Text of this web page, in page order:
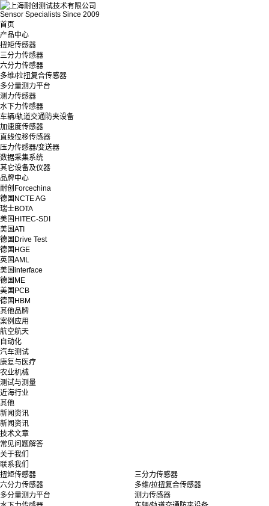
Sensor Specialists Since 2009
首页
产品中心
扭矩传感器
三分力传感器
六分力传感器
多维/拉扭复合传感器
多分量测力平台
测力传感器
水下力传感器
车辆/轨道交通防夹设备
加速度传感器
直线位移传感器
压力传感器/变送器
数据采集系统
其它设备及仪器
品牌中心
耐创Forcechina
德国NCTE AG
瑞士BOTA
美国HITEC-SDI
美国ATI
德国Drive Test
德国HGE
英国AML
美国interface
德国ME
美国PCB
德国HBM
其他品牌
案例应用
航空航天
自动化
汽车测试
康复与医疗
农业机械
测试与测量
近海行业
其他
新闻资讯
新闻资讯
技术文章
常见问题解答
关于我们
联系我们
扭矩传感器
三分力传感器
六分力传感器
多维/拉扭复合传感器
多分量测力平台
测力传感器